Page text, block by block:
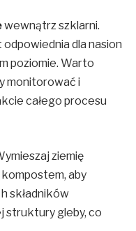
wewnątrz szklarni.
dla nasion
poziomie. Warto
monitorować i
całego procesu
ziemię
aby
składników
struktury gleby, co